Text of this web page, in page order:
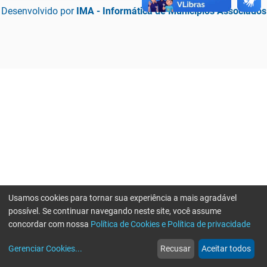
Desenvolvido por IMA - Informática de Municípios Associados
web
Notícias
more_horiz
Mais
Usamos cookies para tornar sua experiência a mais agradável
possível. Se continuar navegando neste site, você assume
concordar com nossa Política de Cookies e Política de privacidade
Gerenciar Cookies... Recusar Aceitar todos
Erro ao enviar informações, por favor tente novamente